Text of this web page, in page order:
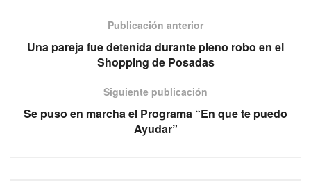
Publicación anterior
Una pareja fue detenida durante pleno robo en el
Shopping de Posadas
Siguiente publicación
Se puso en marcha el Programa “En que te puedo
Ayudar”